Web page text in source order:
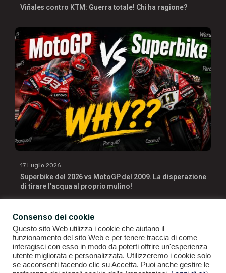
Viñales contro KTM: Guerra totale! Chi ha ragione?
17 Luglio 2026
Superbike del 2026 vs MotoGP del 2009. La disperazione
di tirare l’acqua al proprio mulino!
GIANLUIGI RAGNO | P.IVA 09196141007 | ©2021ALL RIGHTS
Consenso dei cookie
Questo sito Web utilizza i cookie che aiutano il
funzionamento del sito Web e per tenere traccia di come
interagisci con esso in modo da poterti offrire un'esperienza
utente migliorata e personalizzata. Utilizzeremo i cookie solo
se acconsenti facendo clic su Accetta. Puoi anche gestire le